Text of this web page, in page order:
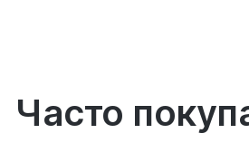
Часто